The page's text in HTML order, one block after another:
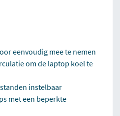
eenvoudig mee te nemen
om de laptop koel te
instelbaar
met een beperkte